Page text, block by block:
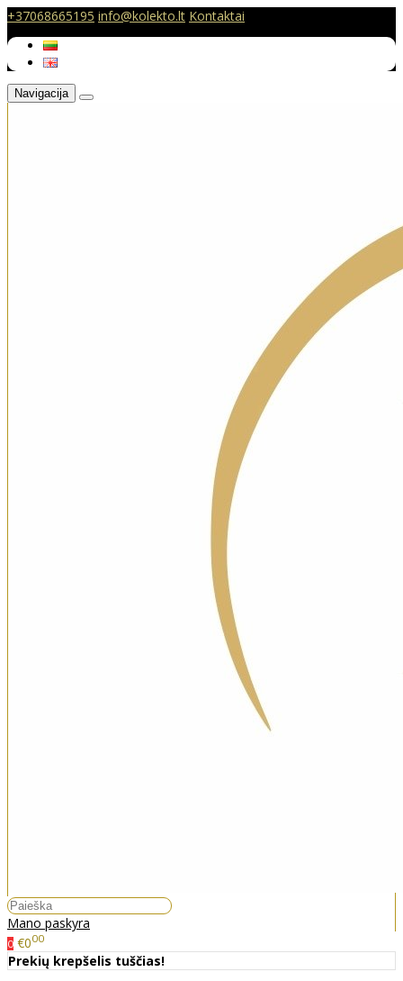
+37068665195 info@kolekto.lt Kontaktai
Navigacija
Mano paskyra
0 €000
Prekių krepšelis tuščias!